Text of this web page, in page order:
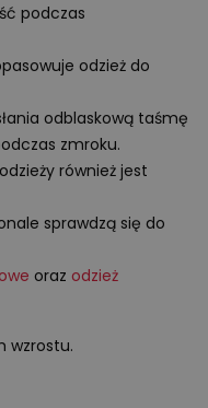
podczas
odzież do
odblaskową taśmę
zmroku.
również jest
sprawdzą się do
oraz odzież
wzrostu.